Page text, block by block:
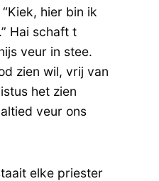
hier bin ik
Hai schaft t
veur in stee.
zien wil, vrij van
het zien
veur ons
elke priester